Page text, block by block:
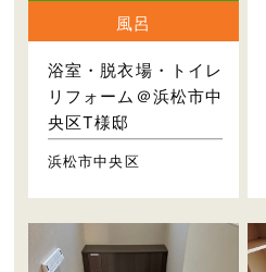
風呂
浴室・脱衣場・トイレ
リフォーム＠浜松市中
央区T様邸
浜松市中央区